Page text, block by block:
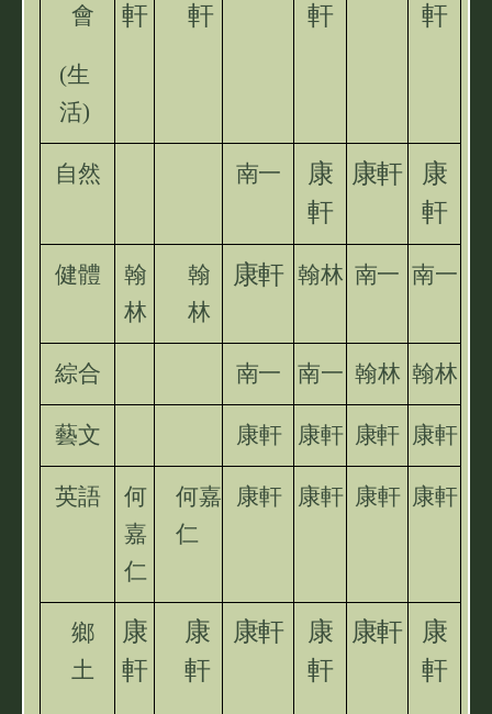
會
(生
活)
軒
軒
軒
軒
自然 南一
康
軒
康軒
康
軒
健體
翰
林
翰
林
康軒 翰林 南一 南一
綜合 南一 南一 翰林 翰林
藝文 康軒 康軒 康軒 康軒
英語
何
嘉
仁
何嘉
仁
康軒 康軒 康軒 康軒
鄉
土
康
軒
康
軒
康軒
康
軒
康軒
康
軒